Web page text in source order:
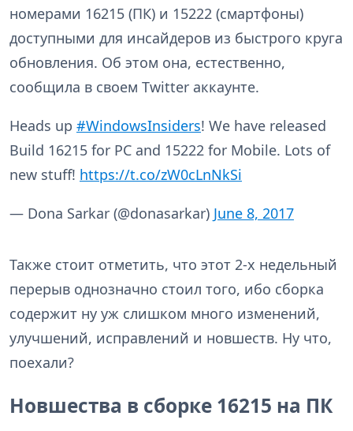
номерами 16215 (ПК) и 15222 (смартфоны)
доступными для инсайдеров из быстрого круга
обновления. Об этом она, естественно,
сообщила в своем Twitter аккаунте.
Heads up #WindowsInsiders! We have released
Build 16215 for PC and 15222 for Mobile. Lots of
new stuff! https://t.co/zW0cLnNkSi
— Dona Sarkar (@donasarkar) June 8, 2017
Также стоит отметить, что этот 2-х недельный
перерыв однозначно стоил того, ибо сборка
содержит ну уж слишком много изменений,
улучшений, исправлений и новшеств. Ну что,
поехали?
Новшества в сборке 16215 на ПК